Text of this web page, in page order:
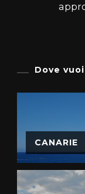
Dove
CANARIE